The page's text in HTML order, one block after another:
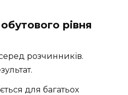
рівня
розчинників.
для багатьох